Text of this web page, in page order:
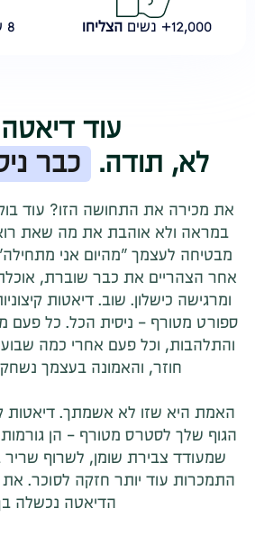
12,000+ נשים הצליחו 8 שנות
עוד
לא, תודה.
כבר
את מכירה את התחושה הזו? עוד
במראה ולא אוהבת את מה שאת
מבטיחה לעצמך "מהיום אני
אחר הצהריים את כבר שוברת,
ומרגישה כישלון. שוב. דיאטות
ספורט מטורף - ניסית הכל. כל פעם
והתלהבות, וכל פעם אחרי כמה
חוזר, והאמונה בעצמך
האמת היא שזו לא אשמתך. דיאטות
הגוף שלך לסטרס מטורף - הן גורמות
שמעודד צבירת שומן, לשרוף שריר
התמכרות עוד יותר חזקה לסוכר.
הדיאטה נכשלה